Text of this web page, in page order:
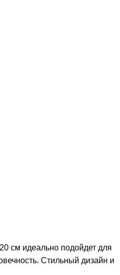
см идеально подойдет для
Стильный дизайн и